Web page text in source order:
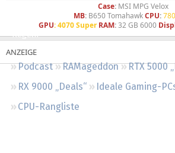
Regeln
Podcast RAMageddon
RTX 5000
RX 9000 „Deals“
Ideale Gaming-
CPU-Rangliste
Case: MSI MPG Velox
MB: B650 TomahawkCPU:
GPU: 4070 SuperRAM:32 GB 6000